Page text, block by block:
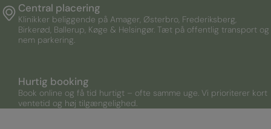
Central placering
Klinikker beliggende på Amager, Østerbro, Frederiksberg,
Birkerød, Ballerup, Køge & Helsingør. Tæt på offentlig transport og
nem parkering.
Hurtig booking
Book online og få tid hurtigt – ofte samme uge. Vi prioriterer kort
ventetid og høj tilgængelighed.